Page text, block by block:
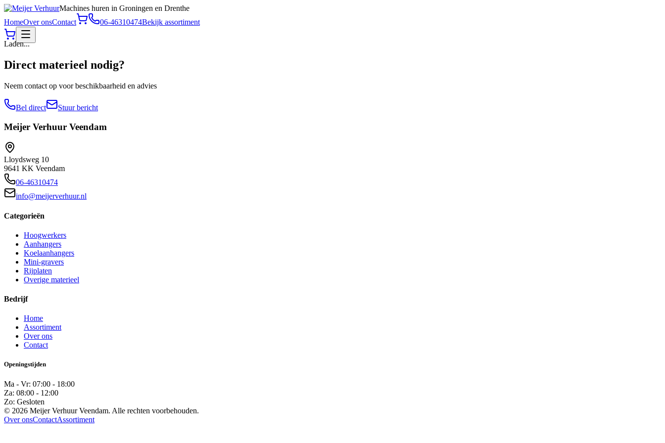
Machines huren in Groningen en Drenthe
HomeOver onsContact 06-46310474Bekijk assortiment
Laden...
Direct materieel nodig?
Neem contact op voor beschikbaarheid en advies
Bel direct Stuur bericht
Meijer Verhuur Veendam
Lloydsweg 10
9641 KK Veendam
06-46310474
info@meijerverhuur.nl
Categorieën
Hoogwerkers
Aanhangers
Koelaanhangers
Mini-gravers
Rijplaten
Overige materieel
Bedrijf
Home
Assortiment
Over ons
Contact
Openingstijden
Ma - Vr: 07:00 - 18:00
Za: 08:00 - 12:00
Zo: Gesloten
© 2026 Meijer Verhuur Veendam. Alle rechten voorbehouden.
Over onsContactAssortiment